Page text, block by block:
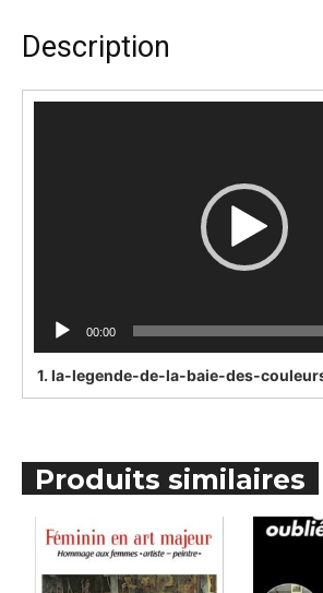
couleurs
Description
00:00
1. la-legende-de-la-baie-des-couleurs-de-laurence-
Produits similaires